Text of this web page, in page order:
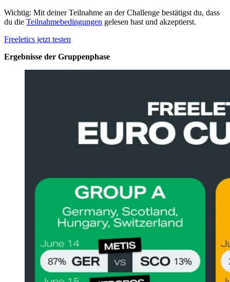
Wichtig: Mit deiner Teilnahme an der Challenge bestätigst du, dass
du die Teilnahmebedingungen gelesen hast und akzeptierst.
Freeletics jetzt testen
Ergebnisse der Gruppenphase